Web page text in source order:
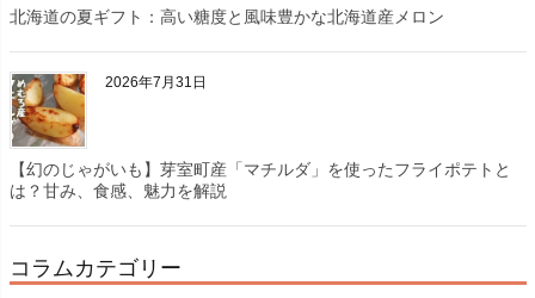
北海道の夏ギフト：高い糖度と風味豊かな北海道産メロン
2026年7月31日
【幻のじゃがいも】芽室町産「マチルダ」を使ったフライポテトと
は？甘み、食感、魅力を解説
コラムカテゴリー